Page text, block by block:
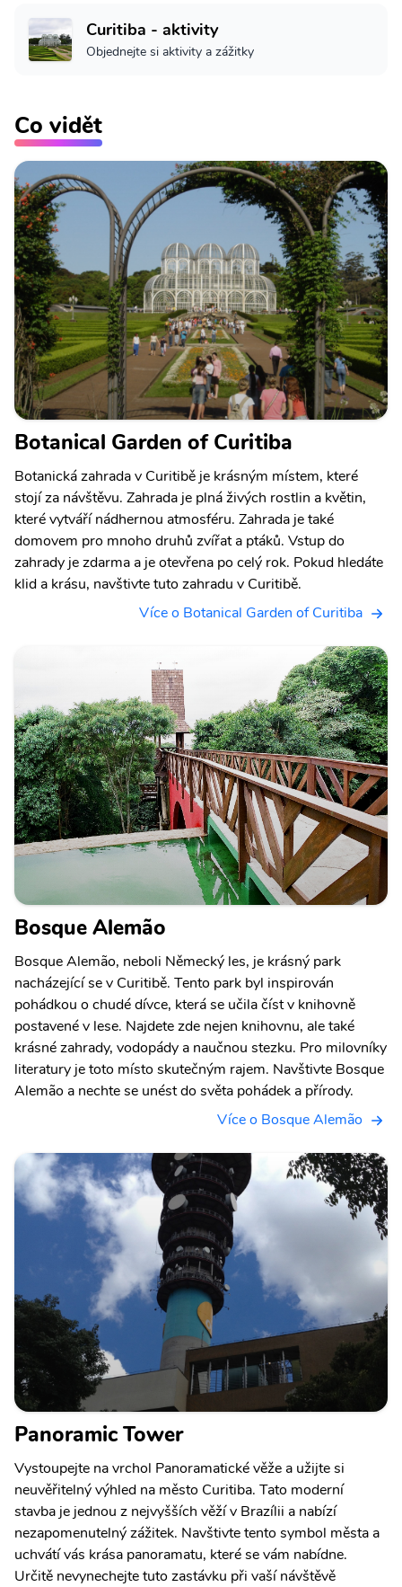
Curitiba - aktivity
Objednejte si aktivity a zážitky
Co vidět
Botanical Garden of Curitiba
Botanická zahrada v Curitibě je krásným místem, které
stojí za návštěvu. Zahrada je plná živých rostlin a květin,
které vytváří nádhernou atmosféru. Zahrada je také
domovem pro mnoho druhů zvířat a ptáků. Vstup do
zahrady je zdarma a je otevřena po celý rok. Pokud hledáte
klid a krásu, navštivte tuto zahradu v Curitibě.
Více o Botanical Garden of Curitiba
Bosque Alemão
Bosque Alemão, neboli Německý les, je krásný park
nacházející se v Curitibě. Tento park byl inspirován
pohádkou o chudé dívce, která se učila číst v knihovně
postavené v lese. Najdete zde nejen knihovnu, ale také
krásné zahrady, vodopády a naučnou stezku. Pro milovníky
literatury je toto místo skutečným rajem. Navštivte Bosque
Alemão a nechte se unést do světa pohádek a přírody.
Více o Bosque Alemão
Panoramic Tower
Vystoupejte na vrchol Panoramatické věže a užijte si
neuvěřitelný výhled na město Curitiba. Tato moderní
stavba je jednou z nejvyšších věží v Brazílii a nabízí
nezapomenutelný zážitek. Navštivte tento symbol města a
uchvátí vás krása panoramatu, které se vám nabídne.
Určitě nevynechejte tuto zastávku při vaší návštěvě